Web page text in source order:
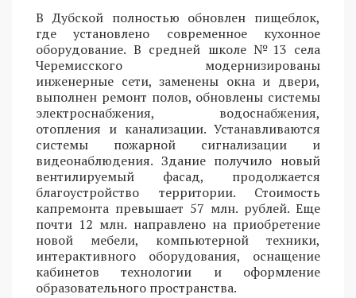
В Дубской полностью обновлен пищеблок,
где установлено современное кухонное
оборудование. В средней школе №13 села
Черемисского модернизированы
инженерные сети, заменены окна и двери,
выполнен ремонт полов, обновлены системы
электроснабжения, водоснабжения,
отопления и канализации. Устанавливаются
системы пожарной сигнализации и
видеонаблюдения. Здание получило новый
вентилируемый фасад, продолжается
благоустройство территории. Стоимость
капремонта превышает 57 млн. рублей. Еще
почти 12 млн. направлено на приобретение
новой мебели, компьютерной техники,
интерактивного оборудования, оснащение
кабинетов технологии и оформление
образовательного пространства.